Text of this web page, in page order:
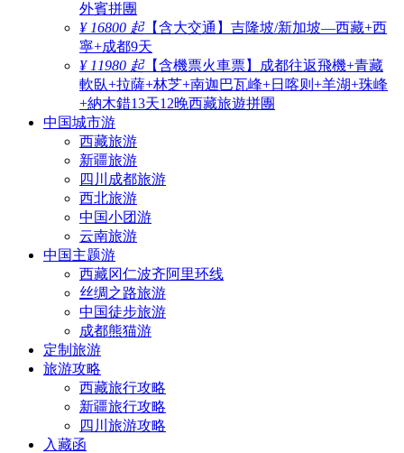
外賓拼團
¥ 16800 起【含大交通】吉隆坡/新加坡—西藏+西
寧+成都9天
¥ 11980 起【含機票火車票】成都往返飛機+青藏
軟臥+拉薩+林芝+南迦巴瓦峰+日喀则+羊湖+珠峰
+納木錯13天12晚西藏旅遊拼團
中国城市游
西藏旅游
新疆旅游
四川成都旅游
西北旅游
中国小团游
云南旅游
中国主题游
西藏冈仁波齐阿里环线
丝绸之路旅游
中国徒步旅游
成都熊猫游
定制旅游
旅游攻略
西藏旅行攻略
新疆旅行攻略
四川旅游攻略
入藏函